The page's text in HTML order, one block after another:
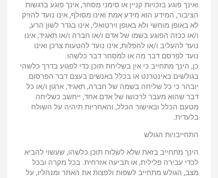
ואינך פוגע בזכויות קניין או סימני מסחר, אינך פוגע ברגשות
הציבור, המידע הוא מידע אמת ואינו מסולף, אינו נועד להזיק
לא באופן מוחשי ולא באופן וירטואלי, אינו בגדר לשון הרע,
ו/או ככזה הפוגע בשמו של אדם ו/או חברה ו/או תאגיד, אינו
נועד להעליב ו/או להפלות, אינו נועד להטעות צרכן ואינו
נועד לפרסם דבר מה או למסחר דבר כלשהו.
כן, הינך מתחייב כי אין בשליחת תוכן כדי לפגוע בדרך כלשהי
בגולשים באינטרנט או בכלל באנשים בעצם דבר הפרסום.
יובהר כי כל שליחה בשמה של חברה, תאגיד, ארגון ו/או כל
דבר שהוא מעבר לרכושו של אדם אחד, ייחשב כשליחה
מטעם הכלל ובאישור הכלל, והאחריות תיהיה על השולח
בלעדית.
התחייבויות הגולש
הינך מתחייב בזאת שלא לשלוח תוכן כלשהו, שעשוי להביא
לכדי עבירה פלילית, או תביעה אזרחית. בכל מקרה ובכל
מצב, הגולש מתחייב לשפות ולפצות את האתר ומנהליו, על